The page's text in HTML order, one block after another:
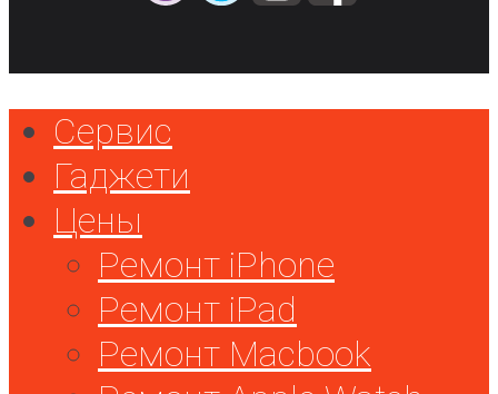
Сервис
Гаджети
Цены
Ремонт iPhone
Ремонт iPad
Ремонт Macbook